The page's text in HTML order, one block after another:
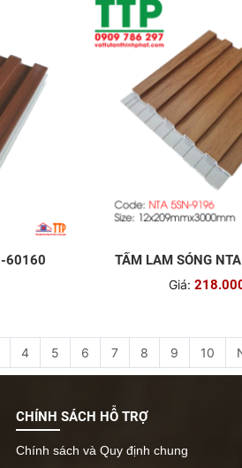
60160 TẤM LAM SÓNG
Giá:
4 5 6 7 8 9 10
CHÍNH SÁCH HỖ TRỢ
Chính sách và Quy định chung